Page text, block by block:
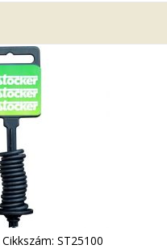
Cikkszám: ST25100